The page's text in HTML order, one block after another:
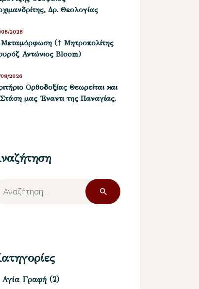
Δρ. Θεολογίας
(† Μητροπολίτης
Αντώνιος Bloom)
08/2026
Oρθοδοξίας Θεωρείται και
μας ΄Εναντι της Παναγίας.
08/2026
Αναζήτηση
για:
Αγία Γραφή (2)